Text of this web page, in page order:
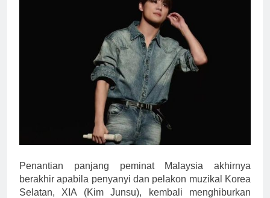
Penantian panjang peminat Malaysia akhirnya
berakhir apabila penyanyi dan pelakon muzikal Korea
Selatan, XIA (Kim Junsu), kembali menghiburkan